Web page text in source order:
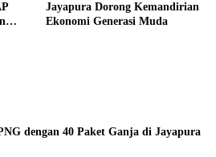
Jayapura Dorong Kemandirian
Ekonomi Generasi Muda
dengan 40 Paket Ganja di Jayapura